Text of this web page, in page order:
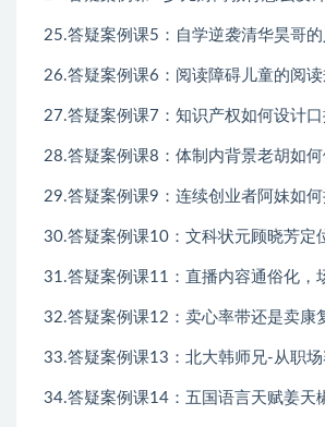
25.答疑案例课5：自学逆袭清华昊哥
26.答疑案例课6：阅读障碍儿童的阅
27.答疑案例课7：知识产权如何设计
28.答疑案例课8：体制内背景老胡如
29.答疑案例课9：连续创业者阿妹如
30.答疑案例课10：文科状元顾晓芳定
31.答疑案例课11：直播内容通俗化，
32.答疑案例课12：卖心率带还是卖康
33.答疑案例课13：北大韩师兄-从职
34.答疑案例课14：五国语言天赋姜天